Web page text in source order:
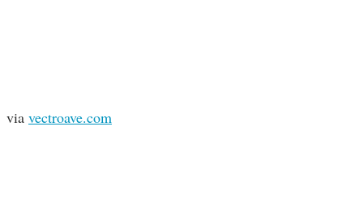
via vectroave.com